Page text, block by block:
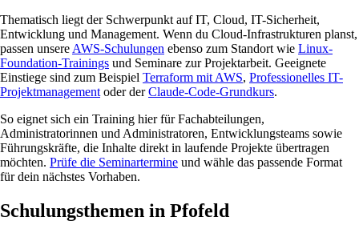
Thematisch liegt der Schwerpunkt auf IT, Cloud, IT-Sicherheit,
Entwicklung und Management. Wenn du Cloud-Infrastrukturen planst,
passen unsere AWS-Schulungen ebenso zum Standort wie Linux-
Foundation-Trainings und Seminare zur Projektarbeit. Geeignete
Einstiege sind zum Beispiel Terraform mit AWS, Professionelles IT-
Projektmanagement oder derClaude-Code-Grundkurs.
So eignet sich ein Training hier für Fachabteilungen,
Administratorinnen und Administratoren, Entwicklungsteams sowie
Führungskräfte, die Inhalte direkt in laufende Projekte übertragen
möchten. Prüfe die Seminartermine und wähle das passende Format
für dein nächstes Vorhaben.
Schulungsthemen in Pfofeld